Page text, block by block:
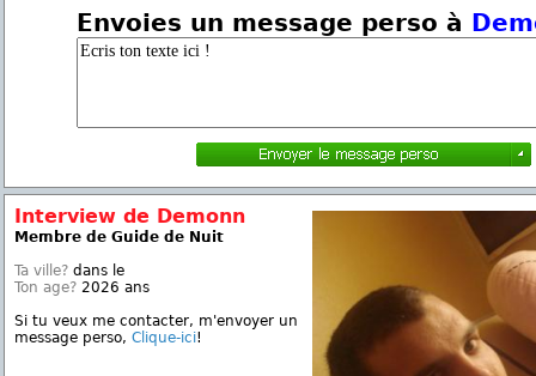
Envoies un message perso à
Interview de Demonn
Membre de Guide de Nuit
Ta ville? dans le
Ton age? 2026 ans
Si tu veux me contacter, m'envoyer un
message perso, Clique-ici!